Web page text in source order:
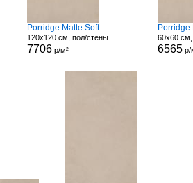
Porridge Matte Soft
120x120 см, пол/стены
7706 р/м²
Porridge
60x60
6565 р/